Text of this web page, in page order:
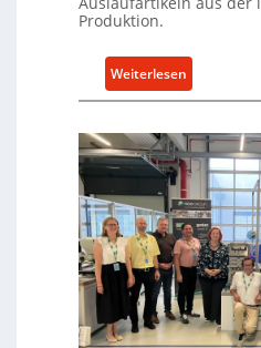
t
i
b
-
l
a
t
t
f
o
m
w
Produktion.
Weiterlesen
S
a
r
e
P
a
r
s
N